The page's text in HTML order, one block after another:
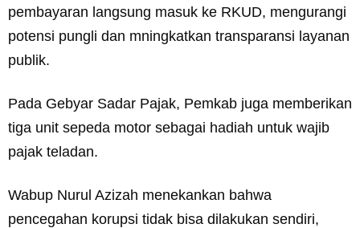
pembayaran langsung masuk ke RKUD, mengurangi
potensi pungli dan mningkatkan transparansi layanan
publik.
Pada Gebyar Sadar Pajak, Pemkab juga memberikan
tiga unit sepeda motor sebagai hadiah untuk wajib
pajak teladan.
Wabup Nurul Azizah menekankan bahwa
pencegahan korupsi tidak bisa dilakukan sendiri,